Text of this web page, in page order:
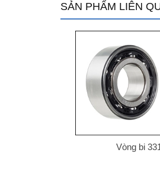
SẢN PHẨM LIÊN
Vòng bi